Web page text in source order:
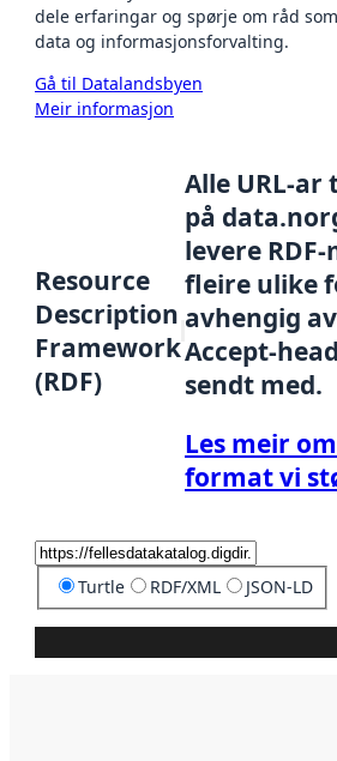
dele erfaringar og spørje om råd
data og informasjonsforvalting.
Gå til Datalandsbyen
Meir informasjon
Resource
Description
Framework
(RDF)
Alle URL-ar
på
levere
fleire ulike
avhengig
Accept-
sendt med.
Les meir
format vi
Turtle RDF/XML JSON-LD